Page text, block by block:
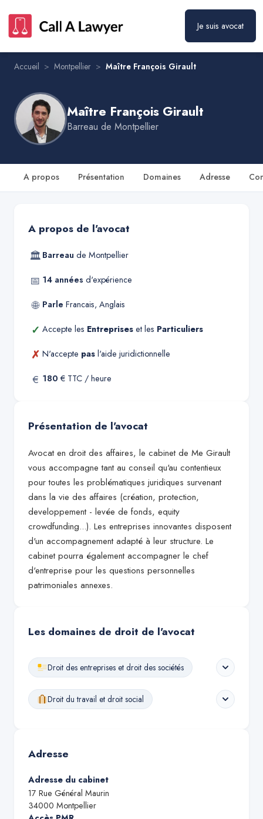
Je suis avocat
Maître François Girault
Accueil > Montpellier > Maître François Girault
Maître François Girault
Barreau de Montpellier
A propos Présentation Domaines Adresse
A propos de l'avocat
🏛 Barreau de Montpellier
📅 14 années d'expérience
🌐 Parle Francais, Anglais
✓ Accepte les Entreprises et les Particuliers
✗ N'accepte pas l'aide juridictionnelle
€ 180 € TTC / heure
Présentation de l'avocat
Avocat en droit des affaires, le cabinet de Me Girault
vous accompagne tant au conseil qu'au contentieux
pour toutes les problématiques juridiques survenant
dans la vie des affaires (création, protection,
developpement - levée de fonds, equity
crowdfunding...). Les entreprises innovantes disposent
d'un accompagnement adapté à leur structure. Le
cabinet pourra également accompagner le chef
d'entreprise pour les questions personnelles
patrimoniales annexes.
Les domaines de droit de l'avocat
Droit des entreprises et droit des sociétés
Droit du travail et droit social
Adresse
Adresse du cabinet
17 Rue Général Maurin
34000 Montpellier